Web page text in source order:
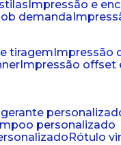
impressão e
demanda
tiragem impressão
impressão offset
personalizado
rótulo